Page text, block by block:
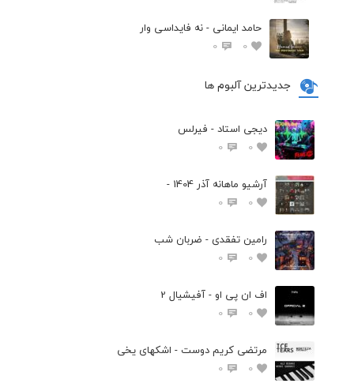
حامد ایمانی - نه فایداسی وار
0
0
جدیدترین آلبوم ها
دیجی استاد - فیرلس
0
0
آرشیو ماهانه آذر 1404 -
0
0
رامین تفقدی - ضربان شب
0
0
اف ان پی او - آفیشیال 2
0
0
مرتضی کریم دوست - اشکهای یخی
0
0